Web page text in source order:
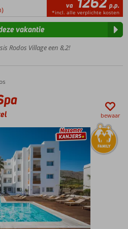
va p.p.
*incl. alle verplichte kosten
Rodos Village een 8,2!
vakantie
bewaar